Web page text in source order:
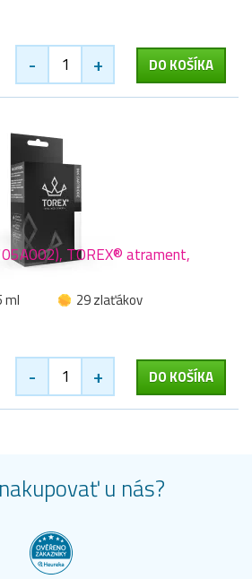
- + DO KOŠÍKA
TOREX® atrament,
ml
29 zlaťákov
- + DO KOŠÍKA
nakupovať u nás?